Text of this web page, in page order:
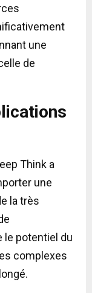
une
de
Think a
une
la très
le potentiel du
complexes